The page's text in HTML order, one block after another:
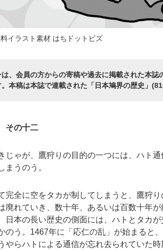
イラスト素材 はちドットビズ
、会員の方からの寄稿や過去に掲載された本
本稿は本誌で連載された「日本鳩界の歴史」
その十二
じゃが、鷹狩りの目的の一つには、ハト
まうのう。
完全に空をタカが制してしまうと、鷹狩
廃れていき、数十年、あるいは百数十年
日本の長い歴史の側面には、ハトとタカ
のう。 1467年に「応仁の乱」が始まると
やらハトによる通信が忘れ去られていた時